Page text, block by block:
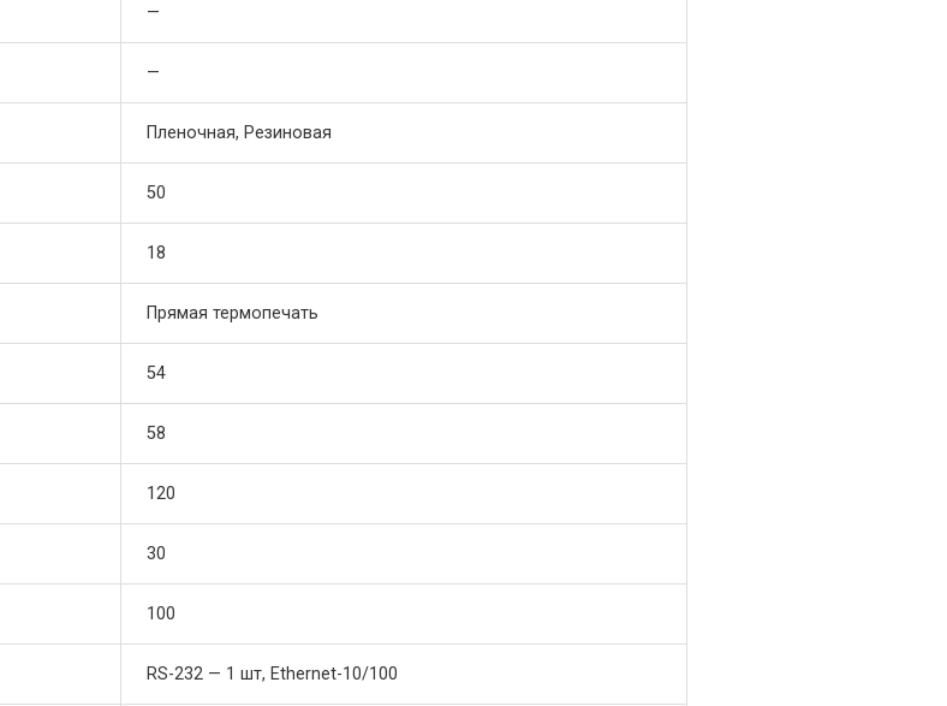
—
—
Пленочная, Резиновая
50
18
Прямая термопечать
54
58
120
30
100
RS-232 — 1 шт, Ethernet-10/100